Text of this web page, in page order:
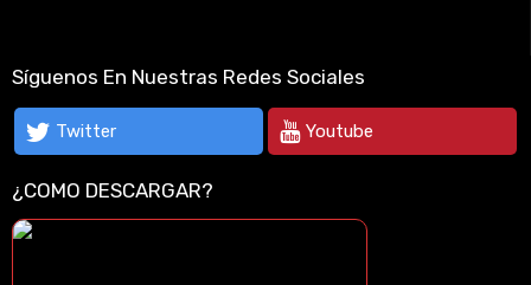
Síguenos En Nuestras Redes Sociales
Twitter Youtube
¿COMO DESCARGAR?